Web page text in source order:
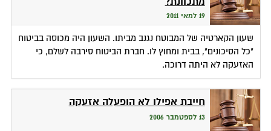
19 למאי 2011
שעון הקארטיה של המבוטח נגנב מביתו. השעון היה מכוסה בביטוח
"כל הסיכונים", בבית ומחוץ לו. חברת הביטוח סירבה לשלם, כי
האזעקה לא היתה דרוכה.
חייבת אפילו לא הופעלה אזעקה
13 לספטמבר 2006